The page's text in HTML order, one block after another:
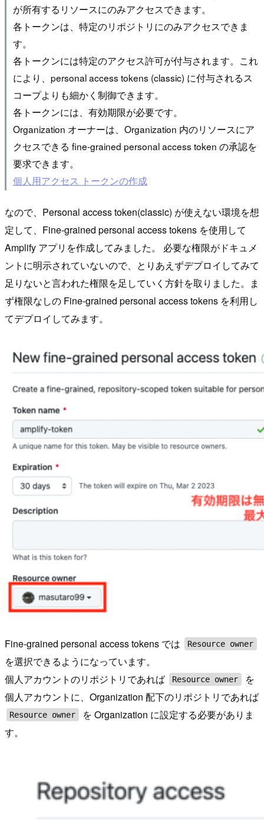
が所有するリソースにのみアクセスできます。
各トークンは、特定のリポジトリにのみアクセスできま
す。
各トークンには特定のアクセス許可が付与されます。これ
により、personal access tokens (classic) に付与されるス
コープよりも細かく制御できます。
各トークンには、有効期限が必要です。
Organization オーナーは、Organization 内のリソースにア
クセスできる fine-grained personal access token の承認を
要求できます。
個人用アクセス トークンの作成
なので、Personal access token(classic) が使えない環境を想
定して、Fine-grained personal access tokens を使用して
Amplify アプリを作成してみました。 必要な権限がドキュメ
ントに明示されていないので、とりあえずデプロイしてみて
足りないと言われた権限を足していく方針を取りました。ま
ず権限なしの Fine-grained personal access tokens を利用し
てデプロイしてみます。
Fine-grained personal access tokens では Resource owner
を選択できるようになっています。
個人アカウントのリポジトリであれば
Resource owner
を
個人アカウントに、Organization 配下のリポジトリであれば
Resource owner
を Organization に設定する必要がありま
す。